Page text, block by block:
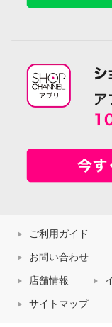
ご利用ガイド
お問い合わせ
店舗情報
サイトマップ